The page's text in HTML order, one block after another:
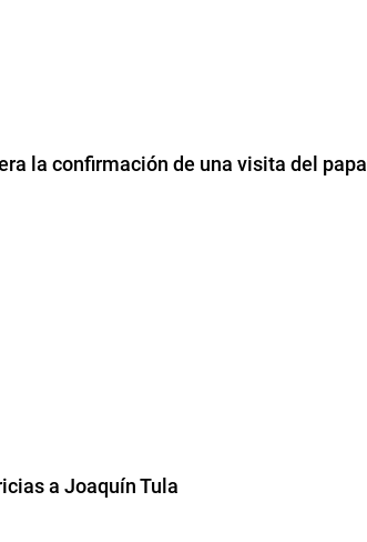
la confirmación de una visita del papa
a Joaquín Tula